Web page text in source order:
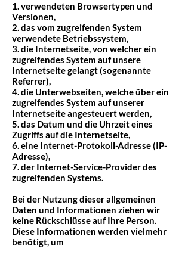
1. verwendeten Browsertypen und
Versionen,
2. das vom zugreifenden System
verwendete Betriebssystem,
3. die Internetseite, von welcher ein
zugreifendes System auf unsere
Internetseite gelangt (sogenannte
Referrer),
4. die Unterwebseiten, welche über ein
zugreifendes System auf unserer
Internetseite angesteuert werden,
5. das Datum und die Uhrzeit eines
Zugriffs auf die Internetseite,
6. eine Internet-Protokoll-Adresse (IP-
Adresse),
7. der Internet-Service-Provider des
zugreifenden Systems.
Bei der Nutzung dieser allgemeinen
Daten und Informationen ziehen wir
keine Rückschlüsse auf Ihre Person.
Diese Informationen werden vielmehr
benötigt, um